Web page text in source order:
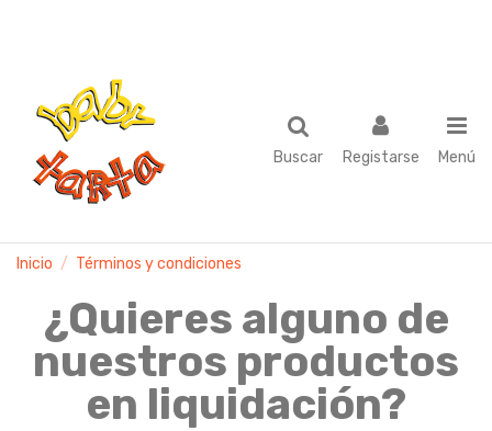
Buscar Registarse Menú
Inicio Términos y condiciones
¿Quieres alguno de
nuestros productos
en liquidación?